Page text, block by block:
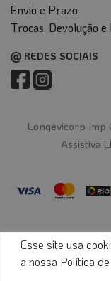
Esse site usa
a nossa Política
Envio e Prazo
Trocas, Devolução
REDES SOCIAIS
Longevicorp Imp
Assistiva
© 2024